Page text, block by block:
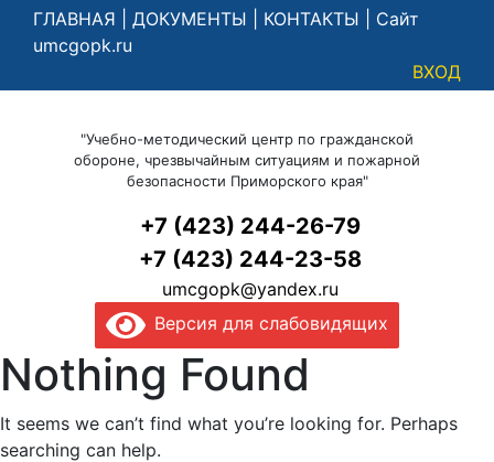
ГЛАВНАЯ ДОКУМЕНТЫ КОНТАКТЫ
Сайт
umcgopk.ru
ВХОД
"Учебно-методический центр по гражданской
обороне, чрезвычайным ситуациям и пожарной
безопасности Приморского края"
+7 (423) 244-26-79
+7 (423) 244-23-58
umcgopk@yandex.ru
Версия для слабовидящих
Nothing Found
It seems we can’t find what you’re looking for. Perhaps
searching can help.